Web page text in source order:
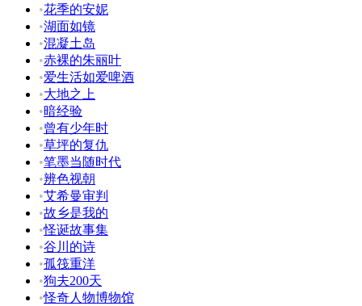
•花季的安妮
•湖面如镜
•混凝土岛
•赤裸的朱丽叶
•爱生活如爱啤酒
•大地之上
•暗经验
•曾有少年时
•草坪的复仇
•笔墨当随时代
•辨色视朝
•艾希曼审判
•故乡是我的
•怪诞故事集
•谷川的诗
•孤筏重洋
•狗夫200天
•怪奇人物博物馆